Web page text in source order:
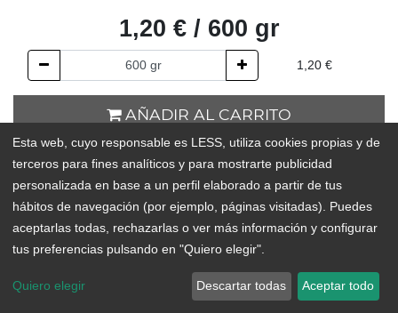
1,20 € / 600 gr
1,20 €
AÑADIR AL CARRITO
Temporalmente sin existencias
Add to Wishlist
ORIGEN:Güímar
IMPORTANTE: Puedes hacer tu pedido de frescos hasta 48h
Esta web, cuyo responsable es LESS, utiliza cookies propias y de
terceros para fines analíticos y para mostrarte publicidad
personalizada en base a un perfil elaborado a partir de tus
hábitos de navegación (por ejemplo, páginas visitadas). Puedes
aceptarlas todas, rechazarlas o ver más información y configurar
tus preferencias pulsando en "Quiero elegir".
Quiero elegir Descartar todas Aceptar todo